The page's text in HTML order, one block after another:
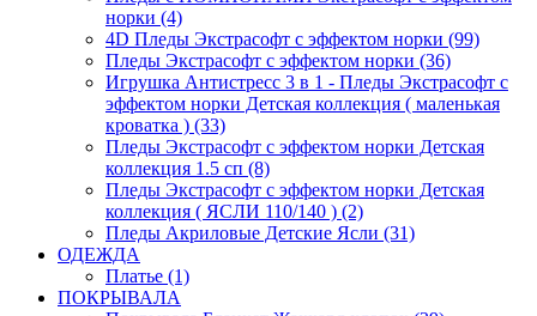
норки (4)
4D Пледы Экстрасофт с эффектом норки (99)
Пледы Экстрасофт с эффектом норки (36)
Игрушка Антистресс 3 в 1 - Пледы Экстрасофт с
эффектом норки Детская коллекция ( маленькая
кроватка ) (33)
Пледы Экстрасофт с эффектом норки Детская
коллекция 1.5 сп (8)
Пледы Экстрасофт с эффектом норки Детская
коллекция ( ЯСЛИ 110/140 ) (2)
Пледы Акриловые Детские Ясли (31)
ОДЕЖДА
Платье (1)
ПОКРЫВАЛА